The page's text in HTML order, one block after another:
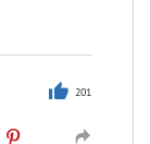
201